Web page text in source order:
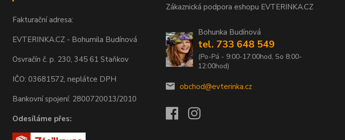
Fakturační adresa:
EVTERINKA.CZ - Bohumila Budínová
Osvračín č. p. 230, 345 61 Staňkov
IČO: 03681572, neplátce DPH
Bankovní spojení: 2800720013/2010
Odesíláme přes:
Zákaznická podpora eshopu EVTERINKA.CZ
Bohunka Budínová
tel. 733 648 549
(Po-Pá - 9:00-17:00hod, So 8:00-
12:00hod)
obchod@evterinka.cz